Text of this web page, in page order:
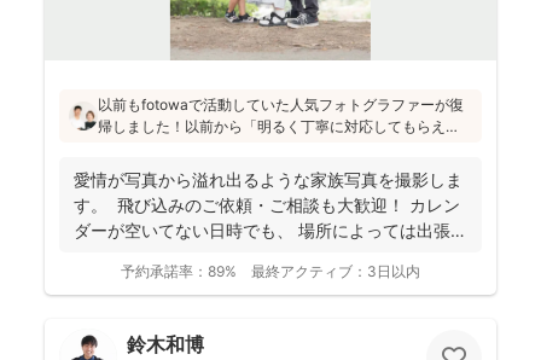
以前もfotowaで活動していた人気フォトグラファーが復
帰しました！以前から「明るく丁寧に対応してもらえ
と好評です♪特にニューボーンフォトは様々な研修を受講
し、クオリティ高いお写真をお届けされています(^^)
愛情が写真から溢れ出るような家族写真を撮影しま
す。 飛び込みのご依頼・ご相談も大歓迎！ カレン
ダーが空いてない日時でも、 場所によっては出張で
予約承諾率： 89% 最終アクティブ： 3日以内
鈴木和博